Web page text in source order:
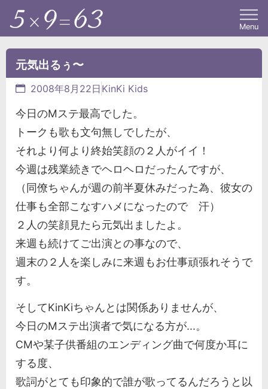
Menu
元気出るぅ〜
2008年8月22日 KinKi Kids
今日のMステ最高でした。
トークも歌も文句無しでしたが、
それより何より終始笑顔の２人がイイ！
今週は残業続きでヘロヘロだったんですが、
（同僚ちゃんが週の前半夏休みだった為、彼女の
仕事も全部こなすハメになったので 汗）
２人の笑顔見たら元気出ましたよ。
来週も続けてご出演との事なので、
週末の２人を楽しみに来週もお仕事頑張れそうで
す。
そしてKinKiちゃんとは関係ありませんが、
今日のMステ出演者で気になる方が...。
CMや某子供番組のエンディング曲で何度か耳に
する度、
歌詞がとても印象的で誰が歌ってるんだろうと以